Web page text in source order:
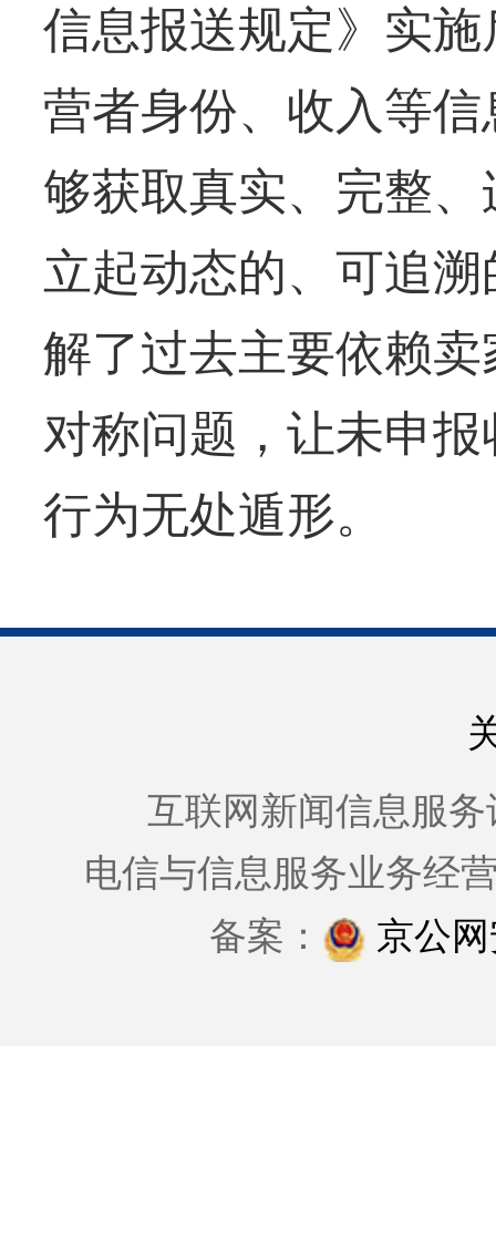
信息报送规定》实
营者身份、收入等
够获取真实、完整
立起动态的、可追
解了过去主要依赖
对称问题，让未申
行为无处遁形。
互联网新闻信息服务
电信与信息服务业务经
备案：
京公网